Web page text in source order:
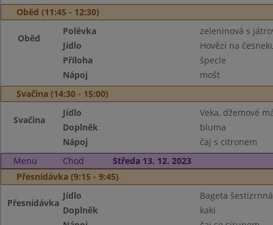
Oběd (11:45 - 12:30)
Oběd
Polévka
zeleninová s
Jídlo
Hovězí na
Příloha
špecle
Nápoj
mošt
Svačina (14:30 - 15:00)
Svačina
Jídlo
Veka, džemové
Doplněk
bluma
Nápoj
čaj s citronem
Menu
Chod
Středa 13. 12. 2023
Přesnídávka (9:15 - 9:45)
Přesnídávka
Jídlo
Bageta
Doplněk
kaki